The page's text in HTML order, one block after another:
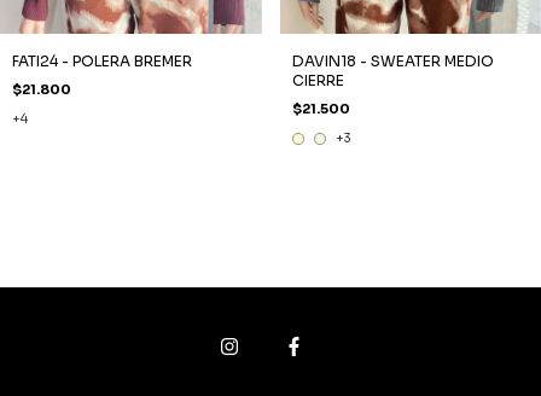
FATI24 - POLERA BREMER
$21.800
+4
DAVIN18 - SWEATER MEDIO
CIERRE
$21.500
+3